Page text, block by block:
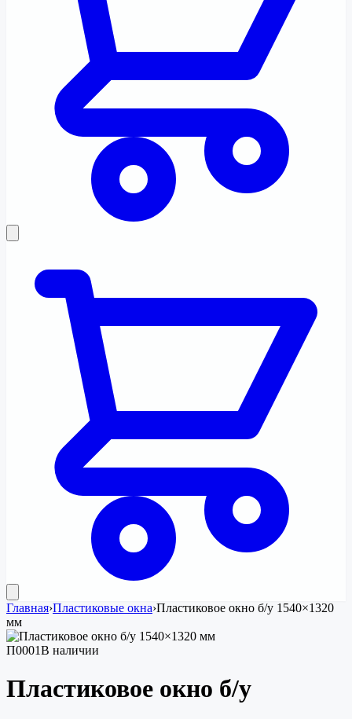
Главная›Пластиковые окна›Пластиковое окно б/у 1540×1320
мм
П0001В наличии
Пластиковое окно б/у